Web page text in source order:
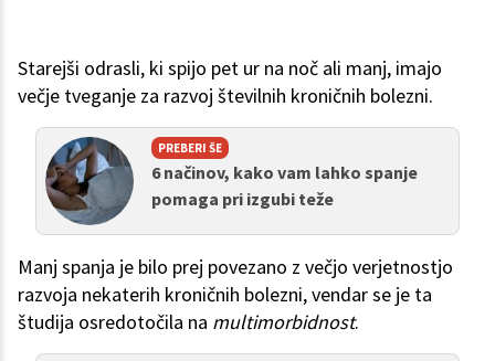
Starejši odrasli, ki spijo pet ur na noč ali manj, imajo
večje tveganje za razvoj številnih kroničnih bolezni.
PREBERI ŠE
6 načinov, kako vam lahko spanje
pomaga pri izgubi teže
Manj spanja je bilo prej povezano z večjo verjetnostjo
razvoja nekaterih kroničnih bolezni, vendar se je ta
študija osredotočila na multimorbidnost.